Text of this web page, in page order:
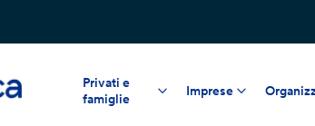
Privati e
famiglie
Imprese